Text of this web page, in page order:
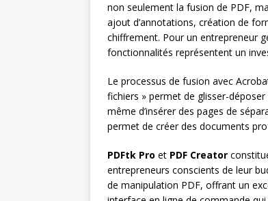
non seulement la fusion de PDF,
ajout d’annotations, création de
chiffrement. Pour un entrepreneur
fonctionnalités représentent un
Le processus de fusion avec
fichiers » permet de glisser-
même d’insérer des pages de
permet de créer des documents
PDFtk Pro et PDF Creator
entrepreneurs conscients de leur
de manipulation PDF, offrant un